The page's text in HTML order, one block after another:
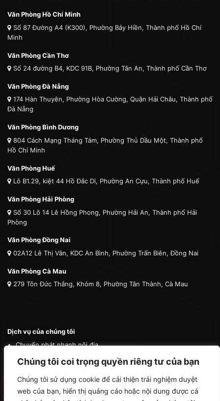
Chúng tôi coi trọng quyền riêng tư của bạn
Chúng tôi sử dụng cookie để cải thiện trải nghiệm duyệt
web của bạn, hiển thị quảng cáo hoặc nội dung được cá
Văn Phòng Hồ Chí Minh
Số 87 Đường A4 (K300), Phường Bảy Hiền, Thành phố Hồ Chí
Minh
Văn Phòng Cần Thơ
Số 24 đường B4, KDC 91B, Phường Tân An, Thành phố Cần Thơ
Văn Phòng Đà Nẵng
174 Hàn Thuyên, Phường Hòa Cường, Quận Hải Châu, Thành phố
Đà Nẵng
Văn Phòng Bình Dương
804 Cách Mạng Tháng Tám, Phường Thủ Dầu Một, Thành phố
Hồ Chí Minh
Văn Phòng Huế
Lô B1.29, kiệt 44 Hồ Đắc Di, Phường An Cựu, Thành phố Huế
Văn Phòng Hải Phòng
Số 30 Lô 14 Lê Hồng Phong, Phường Hải An, Thành phố Hải
Phòng
Văn Phòng Đồng Nai
02A12 Lê Thị Vân, KDC An Bình, Phường Trấn Biên, Đồng Nai
Văn Phòng Cà Mau
279 Tôn Đức Thắng, Khóm 8, Phường Tân Thành, Cà Mau
Dịch vụ của chúng tôi
Chuyển phát nhanh nội địa
Chuyển phát nhanh quốc tế
Vận chuyển thú cưng
Mua hộ hàng nước ngoài